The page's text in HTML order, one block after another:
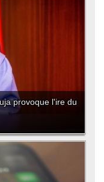
provoque l'ire du